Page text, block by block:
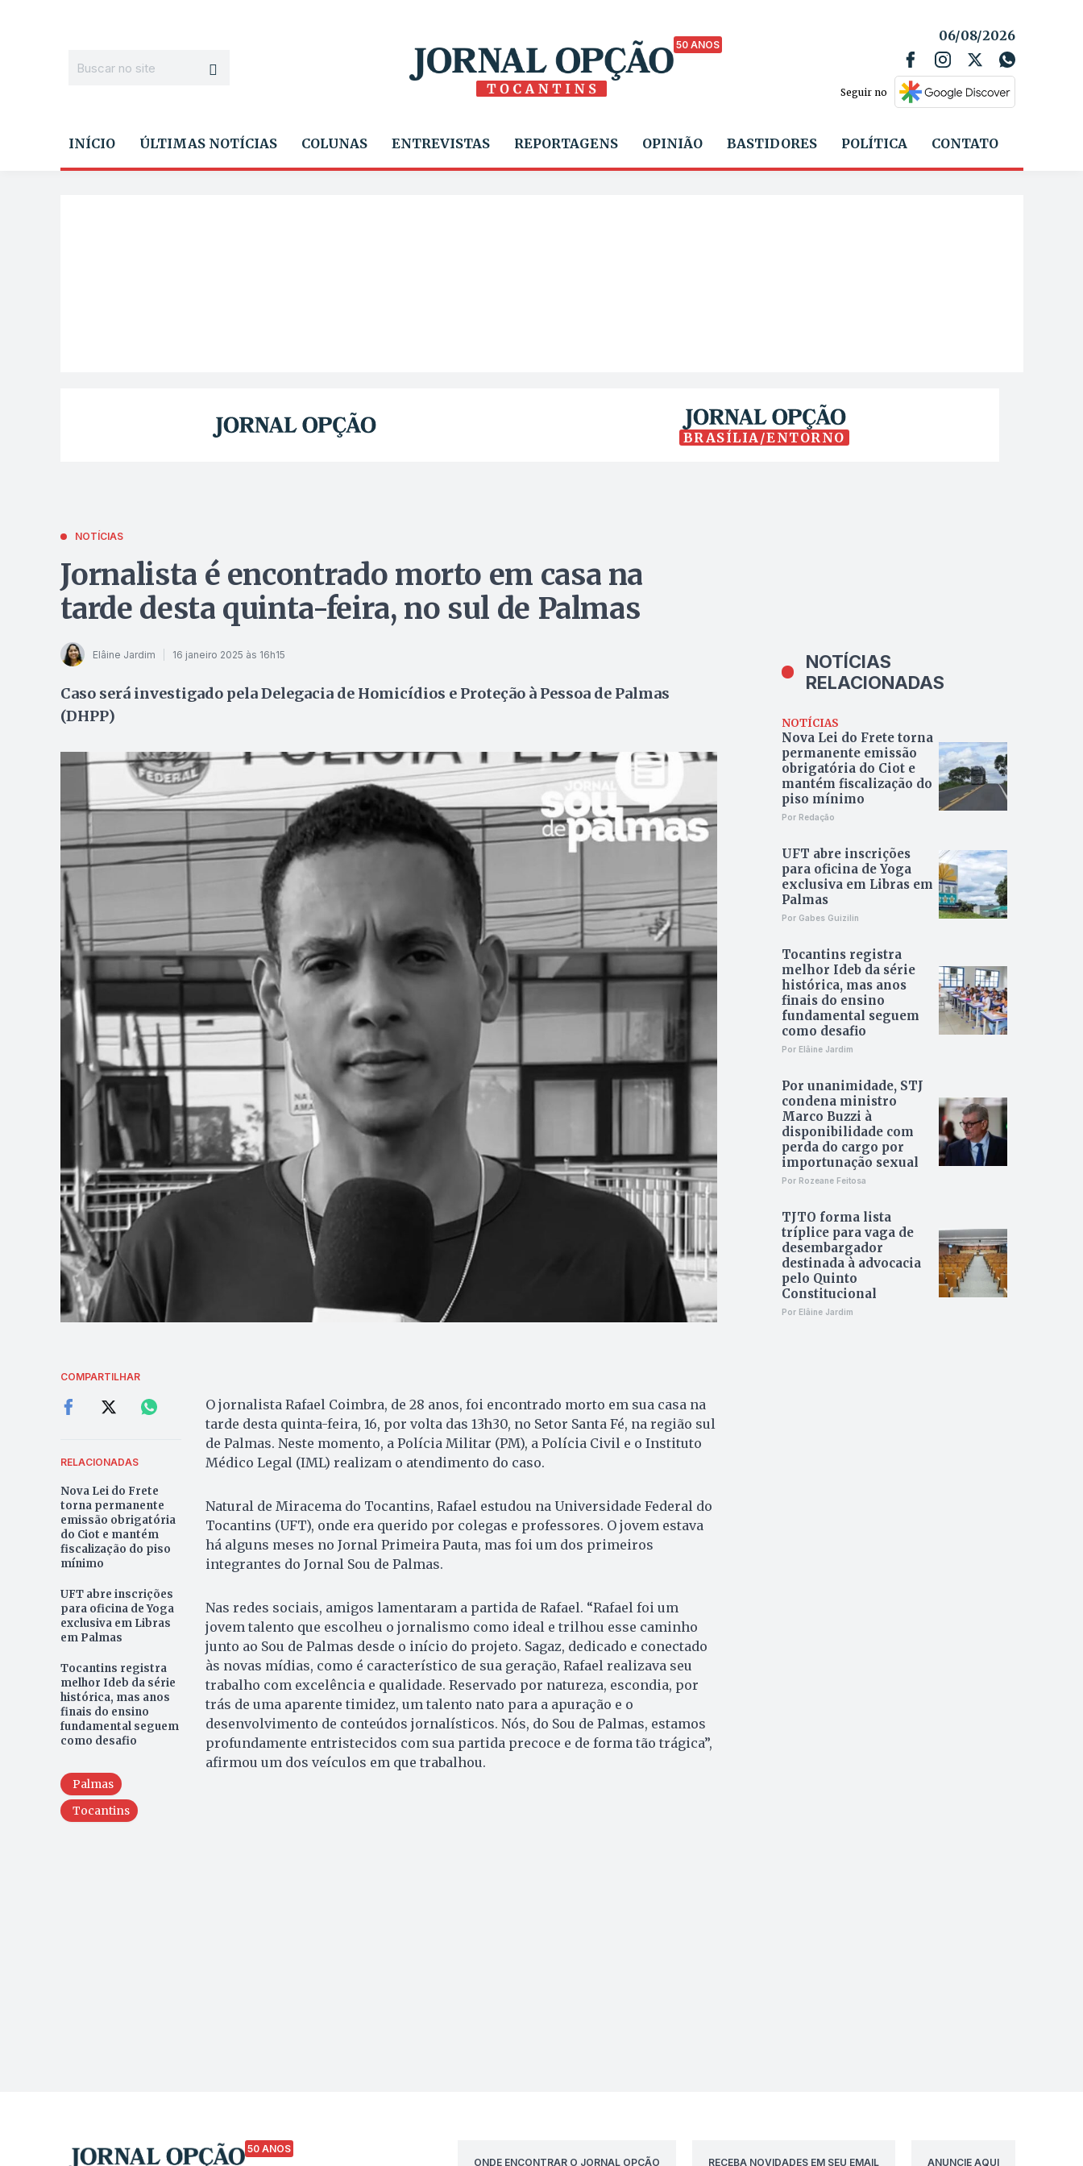
50 ANOS
06/08/2026
Seguir no
INÍCIO ÚLTIMAS NOTÍCIAS COLUNAS ENTREVISTAS REPORTAGENS OPINIÃO BASTIDORES POLÍTICA CONTATO
BRASÍLIA/ENTORNO
NOTÍCIAS
Jornalista é encontrado morto em casa na
tarde desta quinta-feira, no sul de Palmas
Elâine Jardim 16 janeiro 2025 às 16h15
Caso será investigado pela Delegacia de Homicídios e Proteção à Pessoa de Palmas
(DHPP)
COMPARTILHAR
RELACIONADAS
Nova Lei do Frete
torna permanente
emissão obrigatória
do Ciot e mantém
fiscalização do piso
mínimo
UFT abre inscrições
para oficina de Yoga
exclusiva em Libras
em Palmas
Tocantins registra
melhor Ideb da série
histórica, mas anos
finais do ensino
fundamental seguem
como desafio
Palmas
Tocantins
O jornalista Rafael Coimbra, de 28 anos, foi encontrado morto em sua casa na
tarde desta quinta-feira, 16, por volta das 13h30, no Setor Santa Fé, na região sul
de Palmas. Neste momento, a Polícia Militar (PM), a Polícia Civil e o Instituto
Médico Legal (IML) realizam o atendimento do caso.
Natural de Miracema do Tocantins, Rafael estudou na Universidade Federal do
Tocantins (UFT), onde era querido por colegas e professores. O jovem estava
há alguns meses no Jornal Primeira Pauta, mas foi um dos primeiros
integrantes do Jornal Sou de Palmas.
Nas redes sociais, amigos lamentaram a partida de Rafael. “Rafael foi um
jovem talento que escolheu o jornalismo como ideal e trilhou esse caminho
junto ao Sou de Palmas desde o início do projeto. Sagaz, dedicado e conectado
às novas mídias, como é característico de sua geração, Rafael realizava seu
trabalho com excelência e qualidade. Reservado por natureza, escondia, por
trás de uma aparente timidez, um talento nato para a apuração e o
desenvolvimento de conteúdos jornalísticos. Nós, do Sou de Palmas, estamos
profundamente entristecidos com sua partida precoce e de forma tão trágica”,
afirmou um dos veículos em que trabalhou.
NOTÍCIAS
RELACIONADAS
NOTÍCIAS
Nova Lei do Frete torna
permanente emissão
obrigatória do Ciot e
mantém fiscalização do
piso mínimo
Por Redação
UFT abre inscrições
para oficina de Yoga
exclusiva em Libras em
Palmas
Por Gabes Guizilin
Tocantins registra
melhor Ideb da série
histórica, mas anos
finais do ensino
fundamental seguem
como desafio
Por Elâine Jardim
Por unanimidade, STJ
condena ministro
Marco Buzzi à
disponibilidade com
perda do cargo por
importunação sexual
Por Rozeane Feitosa
TJTO forma lista
tríplice para vaga de
desembargador
destinada à advocacia
pelo Quinto
Constitucional
Por Elâine Jardim
50 ANOS
ONDE ENCONTRAR O JORNAL OPÇÃO
RECEBA NOVIDADES EM SEU EMAIL ANUNCIE AQUI